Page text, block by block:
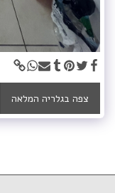
צפה בגלריה המלאה